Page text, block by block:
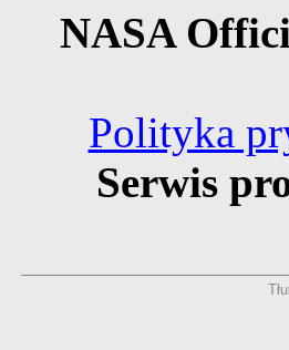
NASA
Polityka
Serwis